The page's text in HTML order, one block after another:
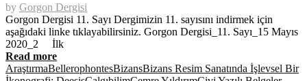
by Gorgon Dergisi
Gorgon Dergisi 11. Sayı Dergimizin 11. sayısını indirmek için
aşağıdaki linke tıklayabilirsiniz. Gorgon Dergisi_11. Sayı_15 Mayıs
2020_2 İlk
Read more
AraştırmaBellerophontesBizansBizans Resim Sanatında İşlevsel Bir